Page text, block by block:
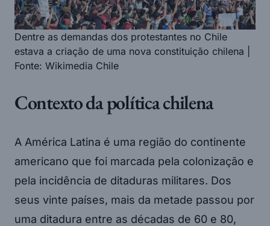
Dentre as demandas dos protestantes no Chile
estava a criação de uma nova constituição chilena |
Fonte: Wikimedia Chile
Contexto da política chilena
A América Latina é uma região do continente
americano que foi marcada pela colonização e
pela incidência de ditaduras militares. Dos
seus vinte países, mais da metade passou por
uma ditadura entre as décadas de 60 e 80,